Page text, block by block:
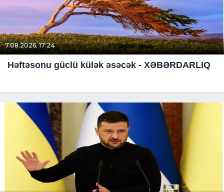
7.08.2026, 17:24
Həftəsonu güclü külək əsəcək - XƏBƏRDARLIQ